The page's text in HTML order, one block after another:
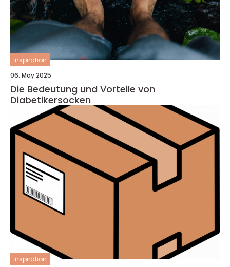
inspiration
06. May 2025
Die Bedeutung und Vorteile von
Diabetikersocken
inspiration